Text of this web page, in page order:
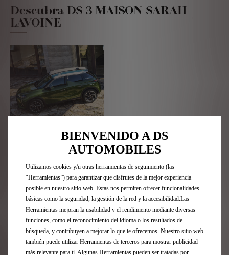
Descubra DS 3 MAISON SARAH
LAVOINE
Descúbralo
Suscríbase a nuestra newsletter
Gama DS
BIENVENIDO A DS
AUTOMOBILES
Utilizamos cookies y/u otras herramientas de seguimiento (las
“Herramientas”) para garantizar que disfrutes de la mejor experiencia
posible en nuestro sitio web. Estas nos permiten ofrecer funcionalidades
básicas como la seguridad, la gestión de la red y la accesibilidad.Las
Herramientas mejoran la usabilidad y el rendimiento mediante diversas
funciones, como el reconocimiento del idioma o los resultados de
búsqueda, y contribuyen a mejorar lo que te ofrecemos. Nuestro sitio web
también puede utilizar Herramientas de terceros para mostrar publicidad
más relevante para ti. Algunas Herramientas pueden ser tratadas por